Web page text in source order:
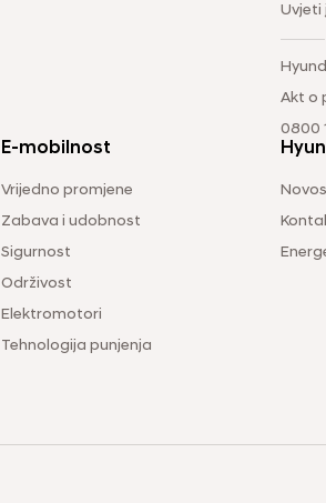
Uvjeti
Akt o
0800
E-mobilnost
Vrijedno promjene
Zabava i udobnost
Sigurnost
Održivost
Elektromotori
Tehnologija punjenja